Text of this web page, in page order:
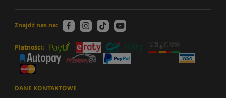
Znajdź nas na:
Płatności:
DANE KONTAKTOWE